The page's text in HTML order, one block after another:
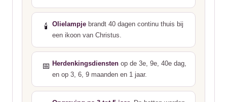
🕯️ Olielampje brandt 40 dagen continu thuis bij
een ikoon van Christus.
📅 Herdenkingsdiensten op de 3e, 9e, 40e dag,
en op 3, 6, 9 maanden en 1 jaar.